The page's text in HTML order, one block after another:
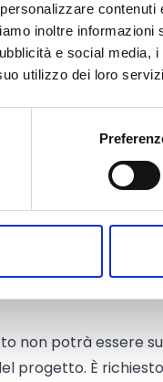
inoltre
e social media,
utilizzo dei loro
RUNTS o a
dell'ente;
in concessione
caratteristiche
al
non potrà essere
progetto. È